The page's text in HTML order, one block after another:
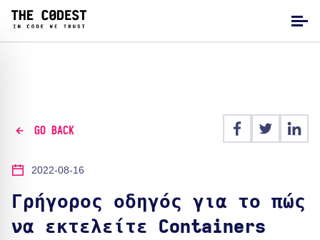
GO BACK
2022-08-16
Γρήγορος οδηγός για το πώς
να εκτελείτε Containers